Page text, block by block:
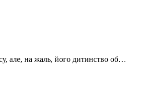
але, на жаль, його дитинство об…